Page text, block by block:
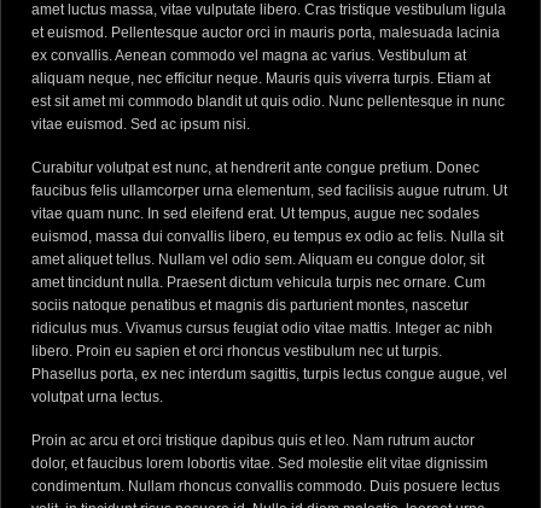
amet luctus massa, vitae vulputate libero. Cras tristique vestibulum ligula
et euismod. Pellentesque auctor orci in mauris porta, malesuada lacinia
ex convallis. Aenean commodo vel magna ac varius. Vestibulum at
aliquam neque, nec efficitur neque. Mauris quis viverra turpis. Etiam at
est sit amet mi commodo blandit ut quis odio. Nunc pellentesque in nunc
vitae euismod. Sed ac ipsum nisi.
Curabitur volutpat est nunc, at hendrerit ante congue pretium. Donec
faucibus felis ullamcorper urna elementum, sed facilisis augue rutrum. Ut
vitae quam nunc. In sed eleifend erat. Ut tempus, augue nec sodales
euismod, massa dui convallis libero, eu tempus ex odio ac felis. Nulla sit
amet aliquet tellus. Nullam vel odio sem. Aliquam eu congue dolor, sit
amet tincidunt nulla. Praesent dictum vehicula turpis nec ornare. Cum
sociis natoque penatibus et magnis dis parturient montes, nascetur
ridiculus mus. Vivamus cursus feugiat odio vitae mattis. Integer ac nibh
libero. Proin eu sapien et orci rhoncus vestibulum nec ut turpis.
Phasellus porta, ex nec interdum sagittis, turpis lectus congue augue, vel
volutpat urna lectus.
Proin ac arcu et orci tristique dapibus quis et leo. Nam rutrum auctor
dolor, et faucibus lorem lobortis vitae. Sed molestie elit vitae dignissim
condimentum. Nullam rhoncus convallis commodo. Duis posuere lectus